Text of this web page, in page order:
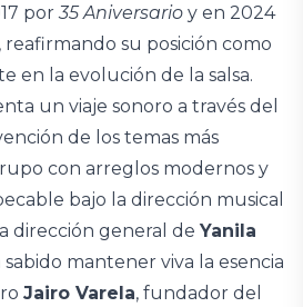
por35 Aniversario y en 2024
, reafirmando su posición como
en la evolución de la salsa.
un viaje sonoro a través del
de los temas más
con arreglos modernos y
bajo la dirección musical
dirección general de Yanila
sabido mantener viva la esencia
Jairo Varela, fundador del